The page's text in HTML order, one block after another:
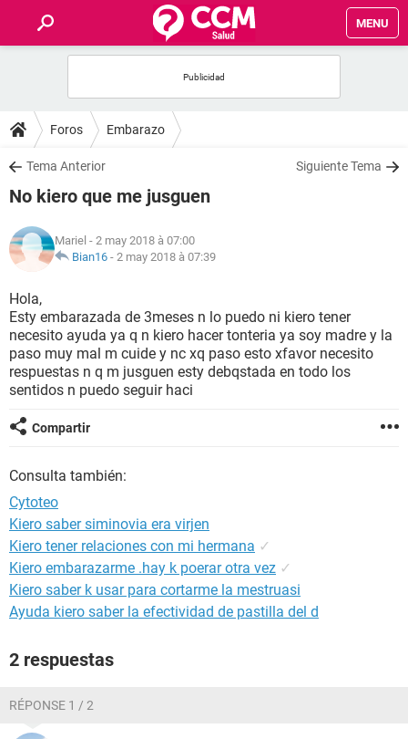
MENU
FORUMS
SALUD
NUTRICIÓN
BIENESTAR
SEXUALIDAD
GLOSARIO
Foros Embarazo
Tema Anterior Siguiente Tema
No kiero que me jusguen
Mariel - 2 may 2018 à 07:00
Bian16 - 2 may 2018 à 07:39
Hola,
Esty embarazada de 3meses n lo puedo ni kiero tener
necesito ayuda ya q n kiero hacer tonteria ya soy madre y la
paso muy mal m cuide y nc xq paso esto xfavor necesito
respuestas n q m jusguen esty debqstada en todo los
sentidos n puedo seguir haci
Compartir
Consulta también:
Cytoteo
Kiero saber siminovia era virjen
Kiero tener relaciones con mi hermana ✓
Kiero embarazarme .hay k poerar otra vez ✓
Kiero saber k usar para cortarme la mestruasi
Ayuda kiero saber la efectividad de pastilla del d
2 respuestas
RÉPONSE 1 / 2